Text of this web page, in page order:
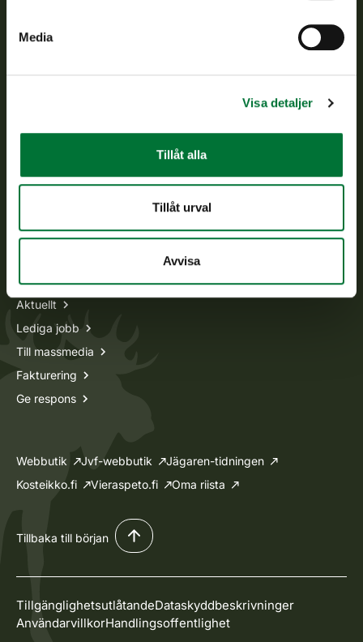
Media
Visa detaljer
Tillåt alla
Tillåt urval
Avvisa
asiakaspalvelu@riista.fi
Ofta ställda frågor
Information om oss
Aktuellt
Lediga jobb
Till massmedia
Fakturering
Ge respons
Webbutik Jvf-webbutik
Jägaren-tidningen
Kosteikko.fi
Vieraspeto.fi Oma riista
Tillbaka till början
TillgänglighetsutlåtandeDataskyddbeskrivninger
AnvändarvillkorHandlingsoffentlighet